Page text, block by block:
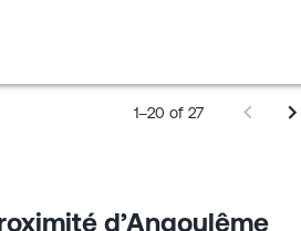
1–20 of 27
d’Angoulême